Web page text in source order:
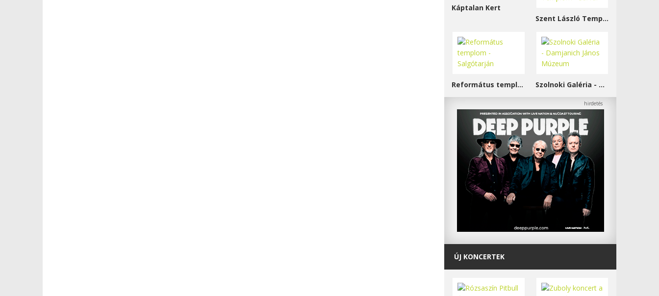
Káptalan Kert
Szent László Templom - Sárvár
Református templom - Salgótarján Szolnoki Galéria - Damjanich János Múzeum
ÚJ KONCERTEK